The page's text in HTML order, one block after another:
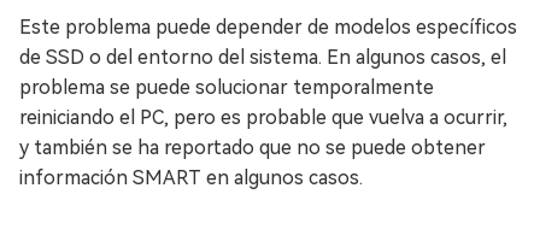
Este problema puede depender de modelos específicos
de SSD o del entorno del sistema. En algunos casos, el
problema se puede solucionar temporalmente
reiniciando el PC, pero es probable que vuelva a ocurrir,
y también se ha reportado que no se puede obtener
información SMART en algunos casos.